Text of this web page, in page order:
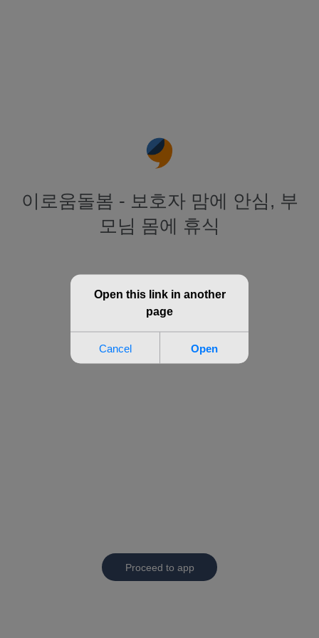
이로움돌봄 - 보호자 맘에 안심, 부
모님 몸에 휴식
Proceed to app